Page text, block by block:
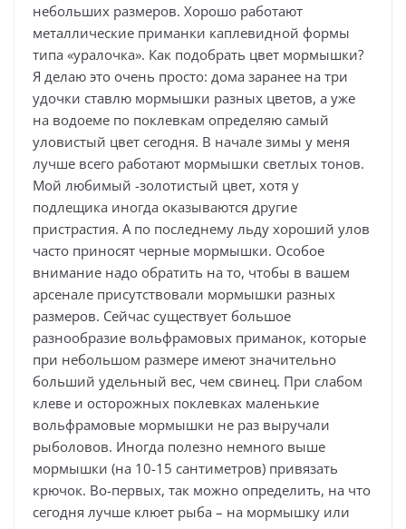
небольших размеров. Хорошо работают
металлические приманки каплевидной формы
типа «уралочка». Как подобрать цвет мормышки?
Я делаю это очень просто: дома заранее на три
удочки ставлю мормышки разных цветов, а уже
на водоеме по поклевкам определяю самый
уловистый цвет сегодня. В начале зимы у меня
лучше всего работают мормышки светлых тонов.
Мой любимый -золотистый цвет, хотя у
подлещика иногда оказываются другие
пристрастия. А по последнему льду хороший улов
часто приносят черные мормышки. Особое
внимание надо обратить на то, чтобы в вашем
арсенале присутствовали мормышки разных
размеров. Сейчас существует большое
разнообразие вольфрамовых приманок, которые
при небольшом размере имеют значительно
больший удельный вес, чем свинец. При слабом
клеве и осторожных поклевках маленькие
вольфрамовые мормышки не раз выручали
рыболовов. Иногда полезно немного выше
мормышки (на 10-15 сантиметров) привязать
крючок. Во-первых, так можно определить, на что
сегодня лучше клюет рыба – на мормышку или